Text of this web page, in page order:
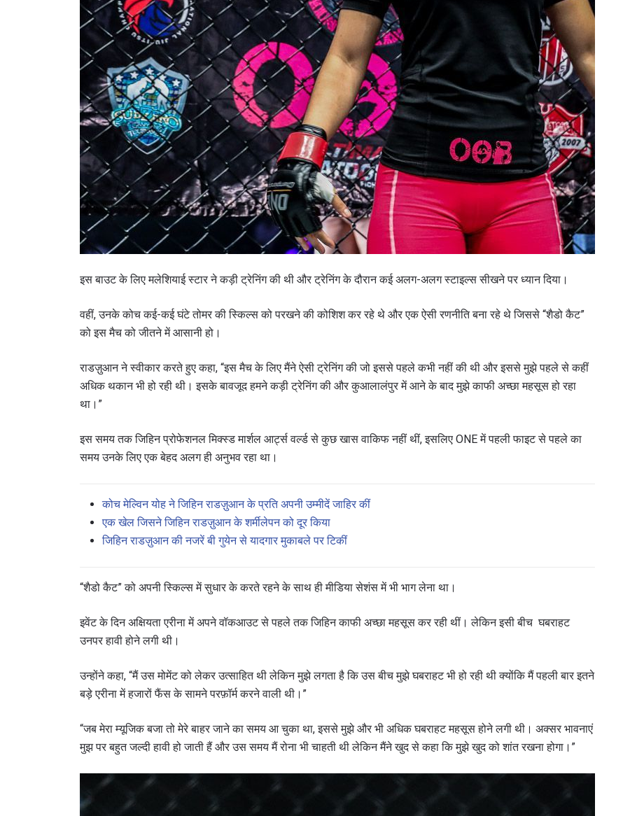
इस बाउट के लिए मलेशियाई स्टार ने कड़ी ट्रेनिंग की थी और ट्रेनिंग के दौरान कई अलग-अलग स्टाइल्स सीखने पर ध्यान दिया।
वहीं, उनके कोच कई-कई घंटे तोमर की स्किल्स को परखने की कोशिश कर रहे थे और एक ऐसी रणनीति बना रहे थे जिससे “शैडो कैट”
को इस मैच को जीतने में आसानी हो।
राडज़ुआन ने स्वीकार करते हुए कहा, “इस मैच के लिए मैंने ऐसी ट्रेनिंग की जो इससे पहले कभी नहीं की थी और इससे मुझे पहले से कहीं
अधिक थकान भी हो रही थी। इसके बावजूद हमने कड़ी ट्रेनिंग की और कुआलालंपुर में आने के बाद मुझे काफी अच्छा महसूस हो रहा
था।”
इस समय तक जिहिन प्रोफेशनल मिक्स्ड मार्शल आर्ट्स वर्ल्ड से कुछ खास वाकिफ नहीं थीं, इसलिए ONE में पहली फाइट से पहले का
समय उनके लिए एक बेहद अलग ही अनुभव रहा था।
कोच मेल्विन योह ने जिहिन राडज़ुआन के प्रति अपनी उम्मीदें जाहिर कीं
एक खेल जिसने जिहिन राडज़ुआन के शर्मीलेपन को दूर किया
जिहिन राडज़ुआन की नजरें बी गुयेन से यादगार मुकाबले पर टिकीं
“शैडो कैट” को अपनी स्किल्स में सुधार के करते रहने के साथ ही मीडिया सेशंस में भी भाग लेना था।
इवेंट के दिन अक्षियता एरीना में अपने वॉकआउट से पहले तक जिहिन काफी अच्छा महसूस कर रही थीं। लेकिन इसी बीच घबराहट
उनपर हावी होने लगी थी।
उन्होंने कहा, “मैं उस मोमेंट को लेकर उत्साहित थी लेकिन मुझे लगता है कि उस बीच मुझे घबराहट भी हो रही थी क्योंकि मैं पहली बार इतने
बड़े एरीना में हजारों फैंस के सामने परफ़ॉर्म करने वाली थी।”
“जब मेरा म्यूजिक बजा तो मेरे बाहर जाने का समय आ चुका था, इससे मुझे और भी अधिक घबराहट महसूस होने लगी थी। अक्सर भावनाएं
मुझ पर बहुत जल्दी हावी हो जाती हैं और उस समय मैं रोना भी चाहती थी लेकिन मैंने खुद से कहा कि मुझे खुद को शांत रखना होगा।”